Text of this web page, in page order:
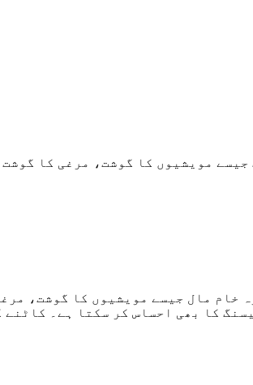
مویشیوں کا گوشت، مرغی کا
خام مال جیسے مویشیوں کا گوشت،
کا بھی احساس کر سکتا ہے۔